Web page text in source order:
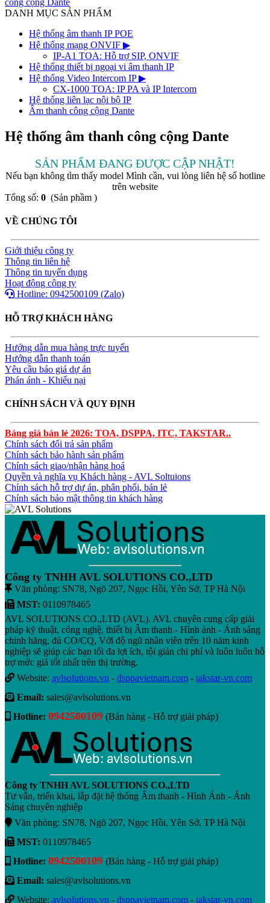
công cộng Dante
DANH MỤC SẢN PHẨM
Hệ thống âm thanh IP POE
Hệ thống mạng ONVIF ▶
IP-A1 TOA: Hỗ trợ SIP, ONVIF
Hệ thống thiết bị ngoại vi âm thanh IP
Hệ thống Video Intercom IP▶
CX-1000 TOA: IP PA và IP Intercom
Hệ thống liên lạc nội bộ IP
Âm thanh công cộng Dante
Hệ thống âm thanh công cộng Dante
SẢN PHẨM ĐANG ĐƯỢC CẬP NHẬT!
Nếu bạn không tìm thấy model Mình cần, vui lòng liên hệ số hotline
trên website
Tổng số: 0 (Sản phầm )
VỀ CHÚNG TÔI
Giới thiệu công ty
Thông tin liên hệ
Thông tin tuyển dụng
Hoạt động công ty
Hotline: 0942500109 (Zalo)
HỖ TRỢ KHÁCH HÀNG
Hướng dẫn mua hàng trực tuyến
Hướng dẫn thanh toán
Yêu cầu báo giá dự án
Phán ánh - Khiếu nại
CHÍNH SÁCH VÀ QUY ĐỊNH
Bảng giá bán lẻ 2026: TOA, DSPPA, ITC, TAKSTAR..
Chính sách đổi trả sản phẩm
Chính sách bảo hành sản phẩm
Chính sách giao/nhận hàng hoá
Quyền và nghĩa vụ Khách hàng - AVL Soltuions
Chính sách hỗ trợ dự án, phân phối, bán lẻ
Chính sách bảo mật thông tin khách hàng
Công ty TNHH AVL SOLUTIONS CO.,LTD
Văn phòng: SN78, Ngõ 207, Ngọc Hồi, Yên Sở, TP Hà Nội
MST: 0110978465
AVL SOLUTIONS CO.,LTD (AVL). AVL chuyên cung cấp giải
pháp kỹ thuật, công nghệ, thiết bị Âm thanh - Hình ảnh - Ánh sáng
chính hãng, đủ CO/CQ, Với độ ngũ nhân viên trên 10 năm kinh
nghiệp sẽ giúp các bạn tối đa lợi ích, tội giản chi phí và luôn luôn hỗ
trợ mức giá tốt nhất trên thị trường.
Website: avlsolutions.vn - dsppavietnam.com - takstar-vn.com
Email: sales@avlsolutions.vn
Hotline: 0942500109 (Bán hàng - Hỗ trợ giải pháp)
Công ty TNHH AVL SOLUTIONS CO.,LTD
Tư vẫn, triển khai, lắp đặt hệ thống Âm thanh - Hình Ảnh - Ánh
Sáng chuyên nghiệp
Văn phòng: SN78, Ngõ 207, Ngọc Hồi, Yên Sở, TP Hà Nội
MST: 0110978465
Hotline: 0942500109 (Bán hàng - Hỗ trợ giải pháp)
Email: sales@avlsolutions.vn
Website: avlsolutions.vn - dsppavietnam.com - takstar-vn.com